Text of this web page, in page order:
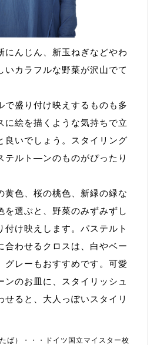
にんじん、新玉ねぎなどやわ
いカラフルな野菜が沢山でて
で盛り付け映えするものも多
に絵を描くような気持ちで立
良いでしょう。スタイリング
テルト―ンのものがぴったり
黄色、桜の桃色、新緑の緑な
を選ぶと、野菜のみずみずし
付け映えします。パステルト
わせるクロスは、白やベー
グレーもおすすめです。可愛
ンのお皿に、スタイリッシュ
せると、大人っぽいスタイリ
ば）・・・ドイツ国立マイスター校